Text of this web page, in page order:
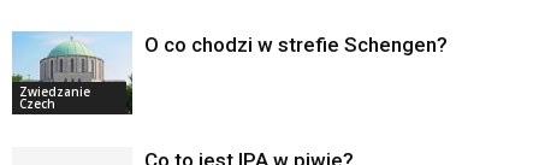
Zwiedzanie
Czech
O co chodzi w strefie Schengen?